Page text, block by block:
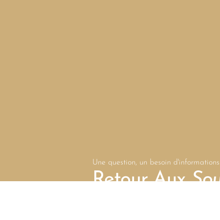
Une question, un besoin
Retour Aux